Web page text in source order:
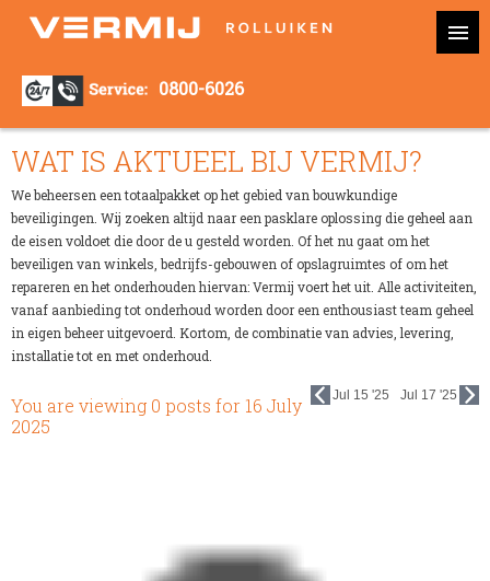
0800-6026
WAT IS AKTUEEL BIJ VERMIJ?
We beheersen een totaalpakket op het gebied van bouwkundige
beveiligingen. Wij zoeken altijd naar een pasklare oplossing die geheel aan
de eisen voldoet die door de u gesteld worden. Of het nu gaat om het
beveiligen van winkels, bedrijfs-gebouwen of opslagruimtes of om het
repareren en het onderhouden hiervan: Vermij voert het uit. Alle activiteiten,
vanaf aanbieding tot onderhoud worden door een enthousiast team geheel
in eigen beheer uitgevoerd. Kortom, de combinatie van advies, levering,
installatie tot en met onderhoud.
Jul 15 '25 Jul 17 '25
You are viewing 0 posts for 16 July
2025